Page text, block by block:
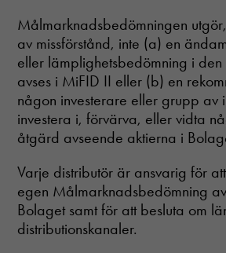
Målmarknadsbedömningen
av missförstånd, inte (a) en
eller lämplighetsbedömning i den
avses i MiFID II eller (b) en
någon investerare eller grupp av
investera i, förvärva, eller vidta
åtgärd avseende aktierna i
Varje distributör är ansvarig för
egen Målmarknadsbedömning
Bolaget samt för att besluta om
distributionskanaler.